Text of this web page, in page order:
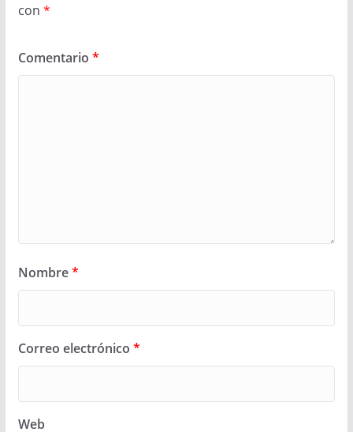
con *
Comentario *
Nombre*
Correo electrónico *
Web